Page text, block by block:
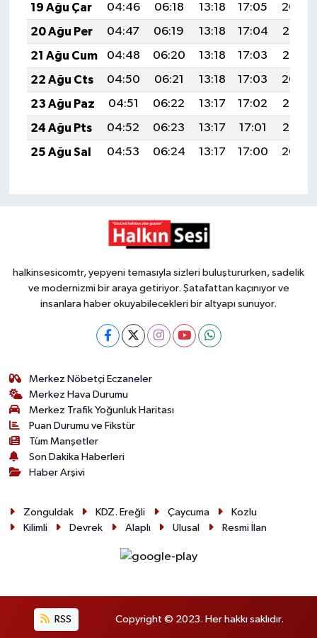
19 Ağu Çar
04:46 06:18 13:18 17:05
20:09
20 Ağu Per
04:47 06:19 13:18 17:04
20:07
21 Ağu Cum
04:48 06:20 13:18 17:03
20:06
22 Ağu Cts
04:50 06:21 13:18 17:03
20:04
23 Ağu Paz
04:51 06:22 13:17 17:02
20:03
24 Ağu Pts
04:52 06:23 13:17 17:01
20:02
25 Ağu Sal
04:53 06:24 13:17 17:00 20:00
halkinsesicomtr, yepyeni temasıyla sizleri buluştururken, sadelik
ve modernizmi bir araya getiriyor. Şatafattan kaçınıyor ve
insanlara haber okuyabilecekleri bir altyapı sunuyor.
Merkez Nöbetçi Eczaneler
Merkez Hava Durumu
Merkez Trafik Yoğunluk Haritası
Puan Durumu ve Fikstür
Tüm Manşetler
Son Dakika Haberleri
Haber Arşivi
Zonguldak KDZ. Ereğli Çaycuma
Kozlu
Kilimli
Devrek Alaplı Ulusal Resmi İlan
RSS Copyright © 2023. Her hakkı saklıdır.